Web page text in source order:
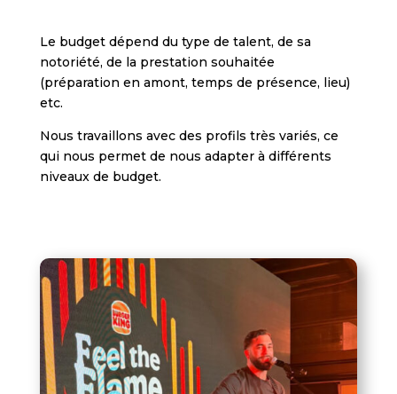
Le budget dépend du type de talent, de sa
notoriété, de la prestation souhaitée
(préparation en amont, temps de présence, lieu)
etc.
Nous travaillons avec des profils très variés, ce
qui nous permet de nous adapter à différents
niveaux de budget.